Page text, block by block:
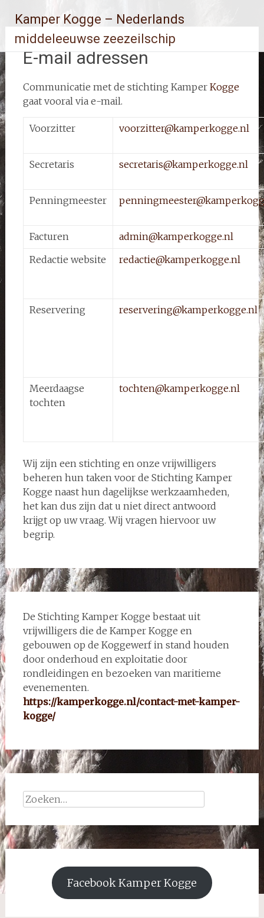
naar
inhoud
Kamper Kogge – Nederlands
middeleeuwse zeezeilschip
E-mail adressen
Communicatie met de stichting Kamper Kogge
gaat vooral via e-mail.
Voorzitter voorzitter@kamperkogge.nl
Secretaris secretaris@kamperkogge.nl
Penningmeester
Facturen
admin@kamperkogge.nl
Redactie website
redactie@kamperkogge.nl
Reservering reservering@kamperkogge.nl
Meerdaagse
tochten
tochten@kamperkogge.nl
Wij zijn een stichting en onze vrijwilligers
beheren hun taken voor de Stichting Kamper
Kogge naast hun dagelijkse werkzaamheden,
het kan dus zijn dat u niet direct antwoord
krijgt op uw vraag. Wij vragen hiervoor uw
begrip.
De Stichting Kamper Kogge bestaat uit
vrijwilligers die de Kamper Kogge en
gebouwen op de Koggewerf in stand houden
door onderhoud en exploitatie door
rondleidingen en bezoeken van maritieme
evenementen.
https://kamperkogge.nl/contact-met-kamper-
kogge/
Zoeken
Facebook Kamper Kogge